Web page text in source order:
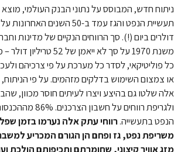
ניתוח חדש, המבוסס על נתוני הבנק העולמי, מוצא
דולרים ביום (!). סך הרווחים הנקיים של מדינות
משנת 1970 על סך לא ייאמן
כל פוליטיקאי, לסדר כל מערכת על פי צרכיהם
או צמצום השימוש בדלקים מזהמים. על פי
אלה שלטו גם בהיצע ויצרו לעיתים חוסר מכוון,
ולגריפת רווחים על
הנפט בתעשייה.רווחי עתק אלה נערמו בזמן
משריפת נפט, גז ופחם הן הגורם המכריע
מזג אוויר קיצוני, שחומרתם ותכיפותם הולכת